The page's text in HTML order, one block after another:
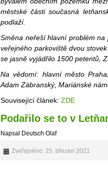
městské části současná
podlaží.
Směna neřeší hlavní problém
veřejného parkoviště dvou
se jasně vyjádřilo 1500 petentů,
Na vědomí: hlavní město
Adam Zábranský, Mariánské
Související článek:ZDE
Podařilo se to v
Napsal Deutsch Olaf
Zveřejněno: 25. březen 2021